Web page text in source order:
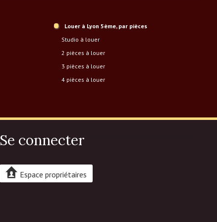
Louer à Lyon 5ème, par pièces
studio à louer
2 pièces à louer
3 pièces à louer
4 pièces à louer
Se connecter
Espace propriétaires